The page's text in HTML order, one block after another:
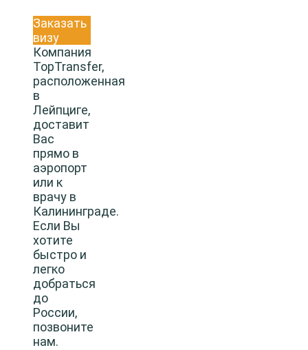
Заказать
визу
Компания
TopTransfer,
расположенная
в
Лейпциге,
доставит
Вас
прямо в
аэропорт
или к
врачу в
Калининграде.
Если Вы
хотите
быстро и
легко
добраться
до
России,
позвоните
нам.